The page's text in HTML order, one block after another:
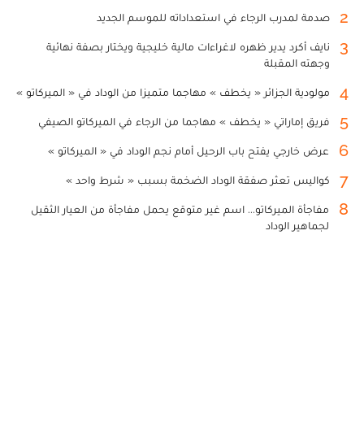
2 صدمة لمدرب الرجاء في استعداداته للموسم الجديد
3
نايف أكرد يدير ظهره لاغراءات مالية خليجية ويختار بصفة نهائية
وجهته المقبلة
4 مولودية الجزائر « يخطف » مهاجما متميزا من الوداد في « الميركاتو »
5 فريق إماراتي « يخطف » مهاجما من الرجاء في الميركاتو الصيفي
6 عرض خارجي يفتح باب الرحيل أمام نجم الوداد في « الميركاتو »
7 كواليس تعثر صفقة الوداد الضخمة بسبب « شرط واحد »
8
مفاجأة الميركاتو... اسم غير متوقع يحمل مفاجأة من العيار الثقيل
لجماهير الوداد